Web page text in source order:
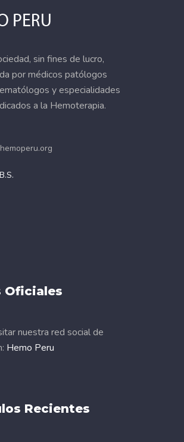
sin fines de lucro,
por médicos patólogos
y especialidades
a la Hemoterapia.
Oficiales
nuestra red social de
Hemo Peru
Recientes